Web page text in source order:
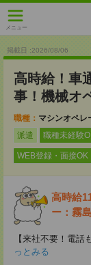
メニュー
掲載日 :2026/08/06
高時給！車
事！機械オ
職種： マシンオペレ
派遣
職種未経験
WEB登録・面接OK
高時給
ー：霧
【来社不要！電
っとみる